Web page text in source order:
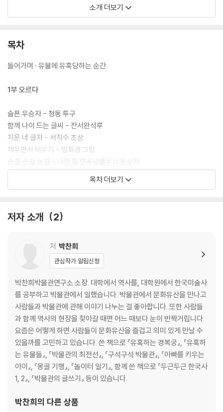
의 아름다움을 우선 감상하는 건 어떨까? 만질 수는 없지만, 이리 보고 저
리 보고 가까이서 보고 멀리서 보면서 명품을 가슴으로 느껴보는 건 어떨
을 깨닫게 될 것이다. 『유혹하는 유물들』은 이런 방법으로 명품과 접속해
소개 더보기
목차
들어가며 · 유물에 유혹당하는 순간
1부 오르다
슬픈 우승자 - 청동 투구
함께 나이 드는 글씨 - 잔서완석루
지운 네 글자 - 서직수 초상
채우면서 비우기 - 법화경 그림
손결·손길·눈길 - 나전 칠 연꽃넝쿨무늬 옷상자
사유를 사유하는 시간 - 두 반가사유상
돌 속 부처 - 감산사 미륵보살입상과 아미타불입상
해이와 자유 사이 - 분청사기 상감구름용무늬 항아리
함께 가자 우리 이 길을 - 창조신 복희와 여와
인간과 불상 사이 - 간다라 보살상
열망·욕망·절망 - 녹유전각
나의 인생 한 컷 - 겐지모노가타리 화첩
2부 거닐다
잘생긴 돌멩이 - 주먹도끼
석기 시대 명품 무늬 - 빗살무늬토기
마법 목걸이 - 농경문 청동기
유물 백화점 - 다호리 1호분 출토 유물
고구려 QR코드 - 호우명 청동합
녹슨 갑옷 구하기 - 가야의 갑옷과 투구
목차 더보기
저자 소개 2
저 박찬희
관심작가 알림신청
박찬희박물관연구소 소장. 대학에서 역사를, 대학원에서 한국미술사
를 공부하고 박물관에서 일했습니다. 박물관에서 문화유산을 만나고
사람들과 박물관에 관해 이야기 나누는 걸 좋아합니다. 또한 사람들
과 함께 역사의 현장을 찾아갈 때면 어느 때보다 눈이 반짝거립니다.
요즘은 어떻게 하면 사람들이 문화유산을 즐겁고 의미 있게 만날 수
있을까를 고민하고 있습니다. 쓴 책으로 『유혹하는 경복궁』, 『유혹하
는 유물들』, 『박물관의 최전선』, 『구석구석 박물관』, 『아빠를 키우는
아이』, 『몽골 기행』, 『놀이터 일기』, 함께 쓴 책으로 『두근두근 한국사
1, 2』, 『박물관의 글쓰기』 등이 있습니다.
박찬희의 다른 상품